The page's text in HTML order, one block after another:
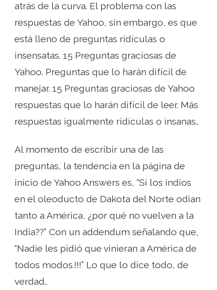
atrás de la curva. El problema con las
respuestas de Yahoo, sin embargo, es que
está lleno de preguntas ridículas o
insensatas. 15 Preguntas graciosas de
Yahoo. Preguntas que lo harán difícil de
manejar. 15 Preguntas graciosas de Yahoo
respuestas que lo harán difícil de leer. Más
respuestas igualmente ridículas o insanas..
Al momento de escribir una de las
preguntas, la tendencia en la página de
inicio de Yahoo Answers es, “Si los indios
en el oleoducto de Dakota del Norte odian
tanto a América, ¿por qué no vuelven a la
India??” Con un addendum señalando que,
“Nadie les pidió que vinieran a América de
todos modos.!!!” Lo que lo dice todo, de
verdad..